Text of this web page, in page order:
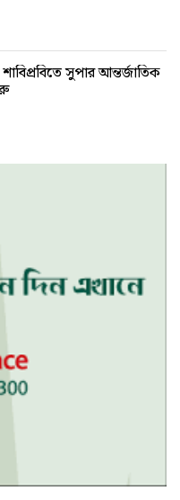
সুপার আন্তর্জাতিক